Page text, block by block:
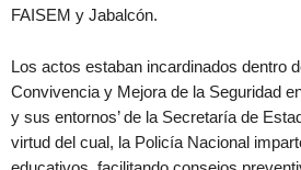
FAISEM y Jabalcón.
Los actos estaban incardinados dentro
Convivencia y Mejora de la Seguridad
y sus entornos’ de la Secretaría de
virtud del cual, la Policía Nacional